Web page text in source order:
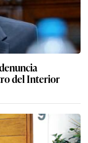
del Interior